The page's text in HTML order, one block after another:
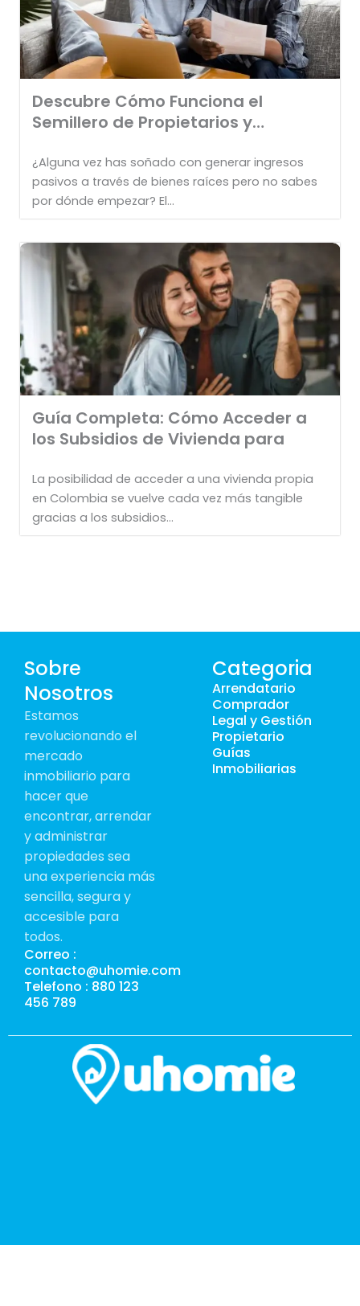
Descubre Cómo Funciona el
Semillero de Propietarios y
¿Alguna vez has soñado con generar ingresos
pasivos a través de bienes raíces pero no sabes
por dónde empezar? El...
Guía Completa: Cómo Acceder a
los Subsidios de Vivienda para
La posibilidad de acceder a una vivienda propia
en Colombia se vuelve cada vez más tangible
gracias a los subsidios...
Sobre
Nosotros
Estamos
revolucionando el
mercado
inmobiliario para
hacer que
encontrar, arrendar
y administrar
propiedades sea
una experiencia más
sencilla, segura y
accesible para
todos.
Correo :
contacto@uhomie.com
Telefono : 880 123
456 789
Categoria
Arrendatario
Comprador
Legal y Gestión
Propietario
Guías
Inmobiliarias